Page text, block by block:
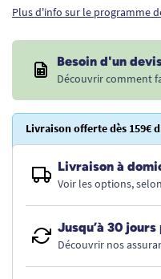
Plus d'info sur le programme
Besoin d'un
Découvrir comment
Livraison offerte dès 159€
Livraison à
Voir les options,
Jusqu’à 30
Découvrir nos